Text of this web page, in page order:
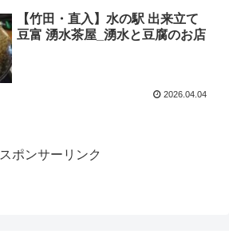
【竹田・直入】水の駅 出来立て
豆富 湧水茶屋_湧水と豆腐のお店
2026.04.04
スポンサーリンク